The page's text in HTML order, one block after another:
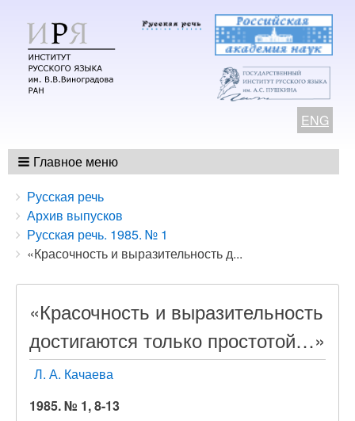
ENG
Главное меню
Breadcrumbs
You
are
here:
Русская речь
Архив выпусков
Русская речь. 1985. № 1
«Красочность и выразительность д...
«Красочность и выразительность
достигаются только простотой…»
Л. А. Качаева
1985. № 1, 8-13